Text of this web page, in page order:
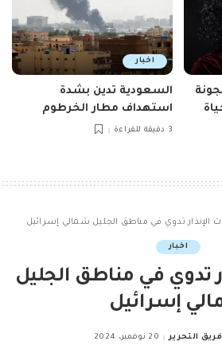
اخبار
السعودية تدين بشدة
استهداف مطار الخرطوم
3 دقيقة للقراءة
الإنذار تدوي في مناطق الجليل شمالي إسرائيل
اخبار
تدوي في مناطق الجليل
إسرائيل
فريق التحرير 20 نوفمبر، 2024